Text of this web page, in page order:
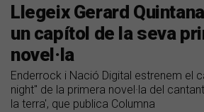
Llegeix Gerard
un capítol de la seva
novel·la
Enderrock i Nació Digital estrenem el
night" de la primera novel·la del
la terra', que publica Columna